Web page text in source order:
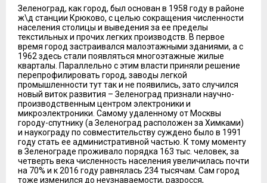
Зеленоград, как город, был основан в 1958 году в районе
ж\д станции Крюково, с целью сокращения численности
населения столицы и выведения за ее пределы
текстильных и прочих легких производств. В первое
время город застраивался малоэтажными зданиями, а с
1962 здесь стали появляться многоэтажные жилые
кварталы. Параллельно с этим власти приняли решение
перепрофилировать город, заводы легкой
промышленности тут так и не появились, зато случился
новый виток развития – Зеленоград признали научно-
производственным центром электроники и
микроэлектроники. Самому удаленному от Москвы
городу-спутнику (а Зеленоград расположен за Химками)
и наукограду по совместительству суждено было в 1991
году стать ее административной частью. К тому моменту
в Зеленограде проживало порядка 163 тыс. человек, за
четверть века численность населения увеличилась почти
на 70% и к 2016 году равнялась 234 тысячам. Сам город
тоже изменился до неузнаваемости, разросся,